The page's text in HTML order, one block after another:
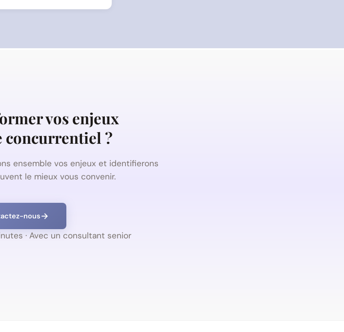
vos enjeux
concurrentiel ?
ensemble vos enjeux et identifierons
le mieux vous convenir.
nous
· Avec un consultant senior